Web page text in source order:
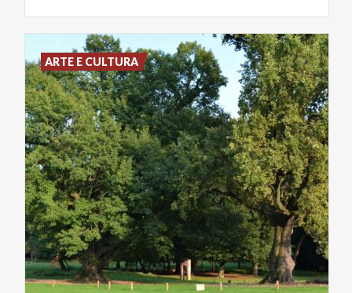
ARTE E CULTURA